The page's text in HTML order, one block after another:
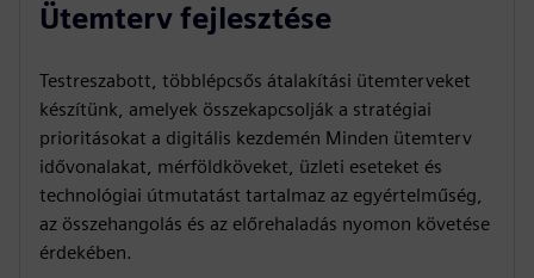
Ütemterv fejlesztése
Testreszabott, többlépcsős átalakítási ütemterveket
készítünk, amelyek összekapcsolják a stratégiai
prioritásokat a digitális kezdemén Minden ütemterv
idővonalakat, mérföldköveket, üzleti eseteket és
technológiai útmutatást tartalmaz az egyértelműség,
az összehangolás és az előrehaladás nyomon követése
érdekében.